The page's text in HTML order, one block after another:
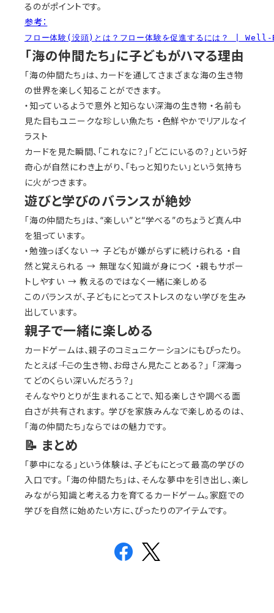
るのがポイントです。
参考：
フロー体験(没頭)とは？フロー体験を促進するには？ |
「海の仲間たち」に子どもがハマる理由
「海の仲間たち」は、カードを通してさまざまな海の生き物
の世界を楽しく知ることができます。
・知っているようで意外と知らない深海の生き物 ・名前も
見た目もユニークな珍しい魚たち ・色鮮やかでリアルなイ
ラスト
カードを見た瞬間、「これなに？」「どこにいるの？」という好
奇心が自然にわき上がり、「もっと知りたい」という気持ち
に火がつきます。
遊びと学びのバランスが絶妙
「海の仲間たち」は、“楽しい”と“学べる”のちょうど真ん中
を狙っています。
・勉強っぽくない → 子どもが嫌がらずに続けられる ・自
然と覚えられる → 無理なく知識が身につく ・親もサポー
トしやすい → 教えるのではなく一緒に楽しめる
このバランスが、子どもにとってストレスのない学びを生み
出しています。
親子で一緒に楽しめる
カードゲームは、親子のコミュニケーションにもぴったり。
たとえば―― 「この生き物、お母さん見たことある？」 「深海っ
てどのくらい深いんだろう？」
そんなやりとりが生まれることで、知る楽しさや調べる面
白さが共有されます。 学びを家族みんなで楽しめるのは、
「海の仲間たち」ならではの魅力です。
📝 まとめ
「夢中になる」という体験は、子どもにとって最高の学びの
入口です。 「海の仲間たち」は、そんな夢中を引き出し、楽し
みながら知識と考える力を育てるカードゲーム。家庭での
学びを自然に始めたい方に、ぴったりのアイテムです。